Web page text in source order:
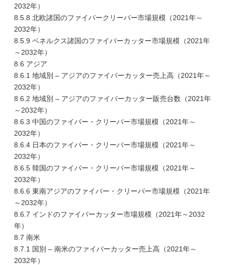
2032年）
8.5.8 北欧諸国のファイバークリーバー市場規模（2021年～
2032年）
8.5.9 ベネルクス諸国のファイバーカッター市場規模（2021年
～2032年）
8.6 アジア
8.6.1 地域別 – アジアのファイバーカッター売上高（2021年～
2032年）
8.6.2 地域別 – アジアのファイバーカッター販売台数（2021年
～2032年）
8.6.3 中国のファイバー・クリーバー市場規模（2021年～
2032年）
8.6.4 日本のファイバー・クリーバー市場規模（2021年～
2032年）
8.6.5 韓国のファイバー・クリーバー市場規模（2021年～
2032年）
8.6.6 東南アジアのファイバー・クリーバー市場規模（2021年
～2032年）
8.6.7 インドのファイバーカッター市場規模（2021年～2032
年）
8.7 南米
8.7.1 国別 – 南米のファイバーカッター売上高（2021年～
2032年）